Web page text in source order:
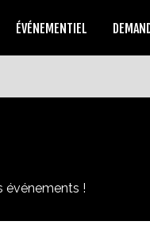
ÉVÉNEMENTIEL
événements !